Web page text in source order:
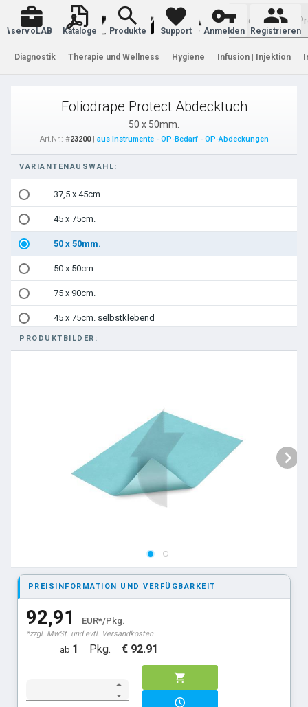
Warenkorb
servoLAB Kataloge Produkte Support Anmelden Registrieren
Diagnostik Therapie und Wellness Hygiene Infusion | Injektion
Foliodrape Protect Abdecktuch
50 x 50mm.
Art.Nr.: #23200| aus Instrumente - OP-Bedarf - OP-Abdeckungen
VARIANTENAUSWAHL:
37,5 x 45cm
45 x 75cm.
50 x 50mm.
50 x 50cm.
75 x 90cm.
45 x 75cm. selbstklebend
50x50cm. selbstklebend
PRODUKTBILDER:
PREISINFORMATION UND VERFÜGBARKEIT
92,91 EUR*/Pkg.
*zzgl. MwSt. und evtl. Versandkosten
ab 1 Pkg. € 92.91